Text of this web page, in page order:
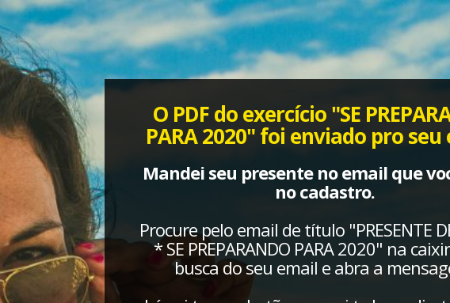
O PDF do exercício "SE
PARA 2020" foi enviado pro seu
Mandei seu presente no email que
no cadastro.
Procure pelo email de título "PRESENTE
* SE PREPARANDO PARA 2020" na
busca do seu email e abra a